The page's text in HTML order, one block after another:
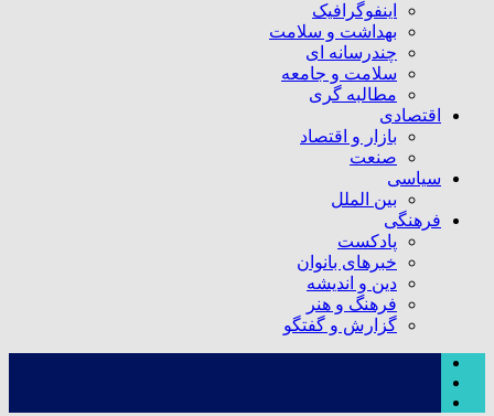
اینفوگرافیک
بهداشت و سلامت
چندرسانه ای
سلامت و جامعه
مطالبه گری
اقتصادی
بازار و اقتصاد
صنعت
سیاسی
بین الملل
فرهنگی
پادکست
خبرهای بانوان
دین و اندیشه
فرهنگ و هنر
گزارش و گفتگو